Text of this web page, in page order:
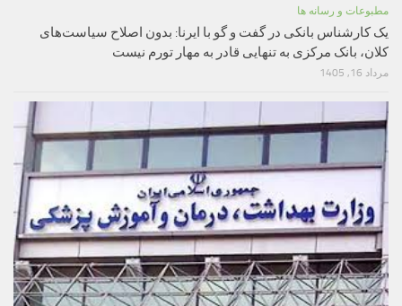
مطبوعات و رسانه ها
یک کارشناس بانکی در گفت و گو با ایرنا: بدون اصلاح سیاست‌های
کلان، بانک مرکزی به تنهایی قادر به مهار تورم نیست
مرداد 16, 1405